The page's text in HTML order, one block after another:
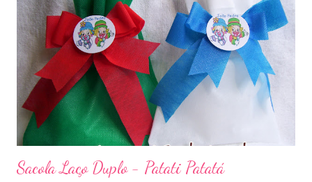
Sacola Laço Duplo - Patati Patatá